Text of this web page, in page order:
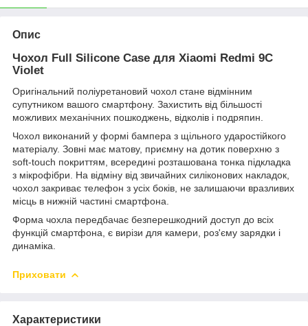
Опис
Чохол Full Silicone Case для Xiaomi Redmi 9C
Violet
Оригінальний поліуретановий чохол стане відмінним
супутником вашого смартфону. Захистить від більшості
можливих механічних пошкоджень, відколів і подряпин.
Чохол виконаний у формі бампера з щільного ударостійкого
матеріалу. Зовні має матову, приємну на дотик поверхню з
soft-touch покриттям, всередині розташована тонка підкладка
з мікрофібри. На відміну від звичайних силіконових накладок,
чохол закриває телефон з усіх боків, не залишаючи вразливих
місць в нижній частині смартфона.
Форма чохла передбачає безперешкодний доступ до всіх
функцій смартфона, є вирізи для камери, роз'єму зарядки і
динаміка.
Приховати
Характеристики